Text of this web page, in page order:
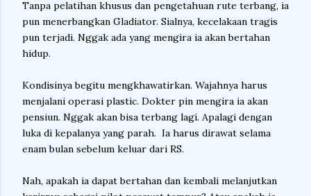
Tanpa pelatihan khusus dan pengetahuan rute terbang, ia
pun menerbangkan Gladiator. Sialnya, kecelakaan tragis
pun terjadi. Nggak ada yang mengira ia akan bertahan
hidup.
Kondisinya begitu mengkhawatirkan. Wajahnya harus
menjalani operasi plastic. Dokter pin mengira ia akan
pensiun. Nggak akan bisa terbang lagi. Apalagi dengan
luka di kepalanya yang parah. Ia harus dirawat selama
enam bulan sebelum keluar dari RS.
Nah, apakah ia dapat bertahan dan kembali melanjutkan